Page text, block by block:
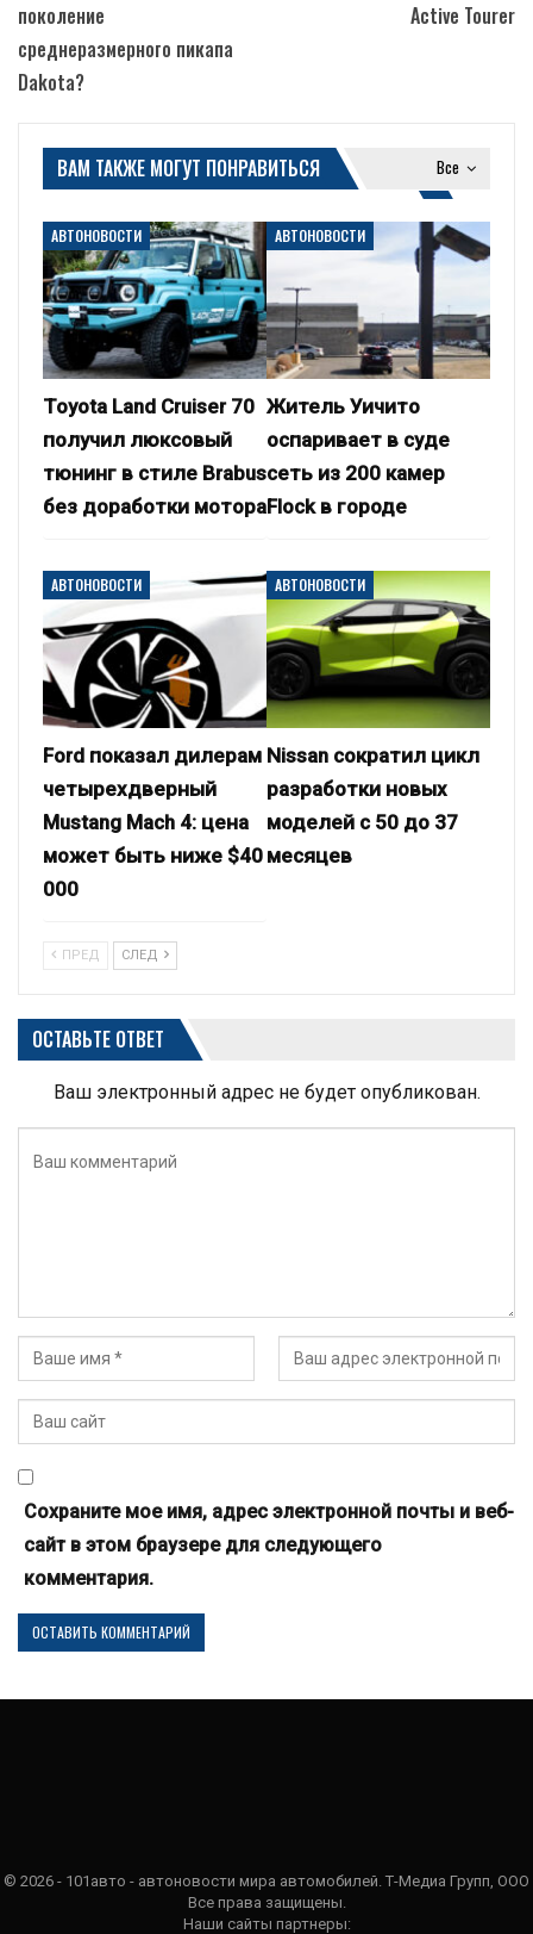
поколение
среднеразмерного пикапа
Dakota?
Active Tourer
Все
ВАМ ТАКЖЕ МОГУТ ПОНРАВИТЬСЯ
АВТОНОВОСТИ
Toyota Land Cruiser 70
получил люксовый
тюнинг в стиле Brabus
без доработки мотора
АВТОНОВОСТИ
Житель Уичито
оспаривает в суде
сеть из 200 камер
Flock в городе
АВТОНОВОСТИ
Ford показал дилерам
четырехдверный
Mustang Mach 4: цена
может быть ниже $40
000
АВТОНОВОСТИ
Nissan сократил цикл
разработки новых
моделей с 50 до 37
месяцев
ПРЕД СЛЕД
ОСТАВЬТЕ ОТВЕТ
Ваш электронный адрес не будет опубликован.
Сохраните мое имя, адрес электронной почты и веб-
сайт в этом браузере для следующего
комментария.
© 2026 - 101авто - автоновости мира автомобилей. Т-Медиа Групп, ООО
Все права защищены.
Наши сайты партнеры: